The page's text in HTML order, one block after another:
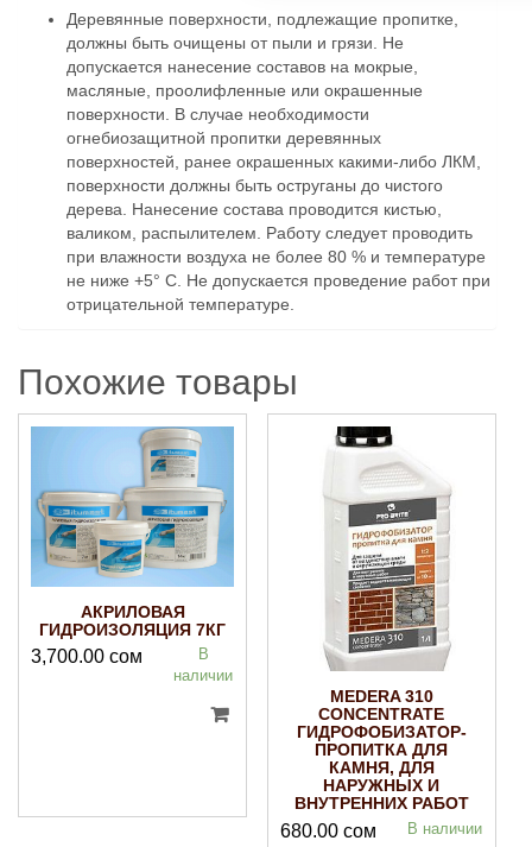
Деревянные поверхности, подлежащие пропитке,
должны быть очищены от пыли и грязи. Не
допускается нанесение составов на мокрые,
масляные, проолифленные или окрашенные
поверхности. В случае необходимости
огнебиозащитной пропитки деревянных
поверхностей, ранее окрашенных какими-либо ЛКМ,
поверхности должны быть оструганы до чистого
дерева. Нанесение состава проводится кистью,
валиком, распылителем. Работу следует проводить
при влажности воздуха не более 80 % и температуре
не ниже +5° С. Не допускается проведение работ при
отрицательной температуре.
Похожие товары
АКРИЛОВАЯ
ГИДРОИЗОЛЯЦИЯ 7КГ
3,700.00 сом
В
наличии
MEDERA 310
CONCENTRATE
ГИДРОФОБИЗАТОР-
ПРОПИТКА ДЛЯ
КАМНЯ, ДЛЯ
НАРУЖНЫХ И
ВНУТРЕННИХ РАБОТ
680.00 сом В наличии